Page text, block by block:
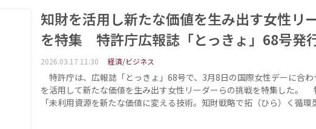
知財を活用し新たな価値を生み出す女性リ
を特集 特許庁広報誌「とっきょ」68号発
2026.03.17 11:30 経済/ビジネス
特許庁は、広報誌「とっきょ」68号で、3月8日の国際女性デーに合わ
を活用して新たな価値を生み出す女性リーダーらの挑戦を特集した。
「未利用資源を新たな価値に変える技術。知財戦略で拓（ひら）く循